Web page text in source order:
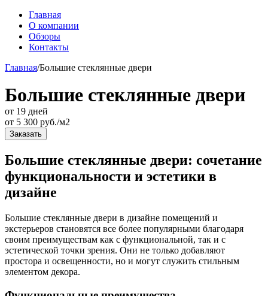
Главная
О компании
Обзоры
Контакты
Главная/Большие стеклянные двери
Большие стеклянные двери
от 19 дней
от 5 300 руб./м2
Заказать
Большие стеклянные двери: сочетание
функциональности и эстетики в
дизайне
Большие стеклянные двери в дизайне помещений и
экстерьеров становятся все более популярными благодаря
своим преимуществам как с функциональной, так и с
эстетической точки зрения. Они не только добавляют
простора и освещенности, но и могут служить стильным
элементом декора.